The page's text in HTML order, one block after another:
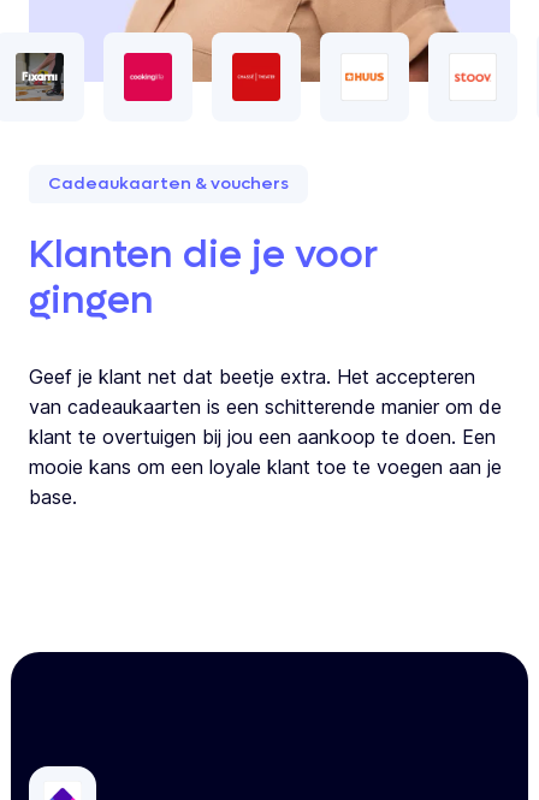
Cadeaukaarten & vouchers
Klanten die je voor
gingen
Geef je klant net dat beetje extra. Het accepteren
van cadeaukaarten is een schitterende manier om de
klant te overtuigen bij jou een aankoop te doen. Een
mooie kans om een loyale klant toe te voegen aan je
base.